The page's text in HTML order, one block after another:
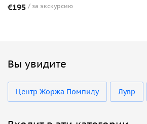
€195 за экскурсию
Вы увидите
Центр Жоржа Помпиду Лувр